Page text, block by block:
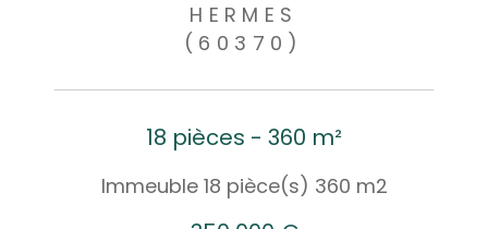
HERMES
(60370)
18 pièces - 360 m²
Immeuble 18 pièce(s) 360 m2